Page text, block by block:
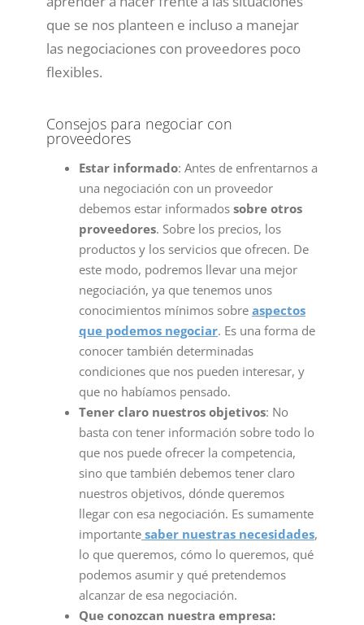
que se nos planteen e incluso a manejar
las negociaciones con proveedores poco
flexibles.
Consejos para negociar con
proveedores
Estar informado: Antes de enfrentarnos a
una negociación con un proveedor
debemos estar informados sobre otros
proveedores. Sobre los precios, los
productos y los servicios que ofrecen. De
este modo, podremos llevar una mejor
negociación, ya que tenemos unos
conocimientos mínimos sobre aspectos
que podemos negociar. Es una forma de
conocer también determinadas
condiciones que nos pueden interesar, y
que no habíamos pensado.
Tener claro nuestros objetivos: No
basta con tener información sobre todo lo
que nos puede ofrecer la competencia,
sino que también debemos tener claro
nuestros objetivos, dónde queremos
llegar con esa negociación. Es sumamente
importantesaber nuestras necesidades,
lo que queremos, cómo lo queremos, qué
podemos asumir y qué pretendemos
alcanzar de esa negociación.
Que conozcan nuestra empresa: